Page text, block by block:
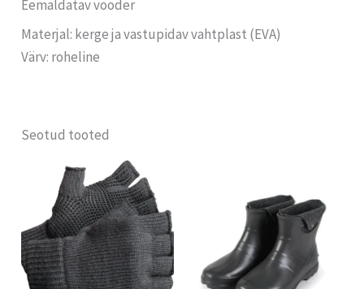
Eemaldatav vooder
Materjal: kerge ja vastupidav vahtplast (EVA)
Värv: roheline
Seotud tooted